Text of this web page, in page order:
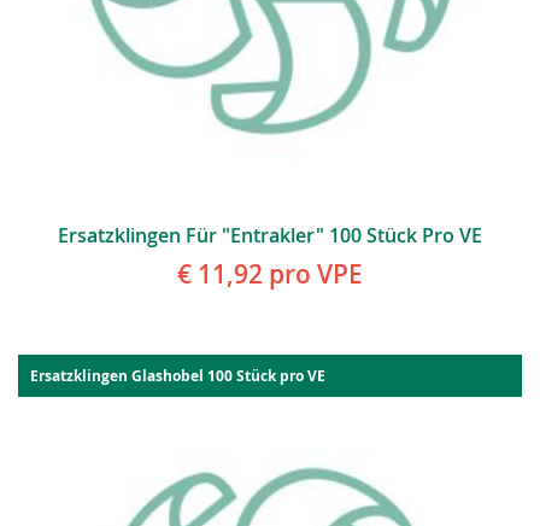
Ersatzklingen Für "Entrakler" 100 Stück Pro VE
€ 11,92 pro VPE
Ersatzklingen Glashobel 100 Stück pro VE